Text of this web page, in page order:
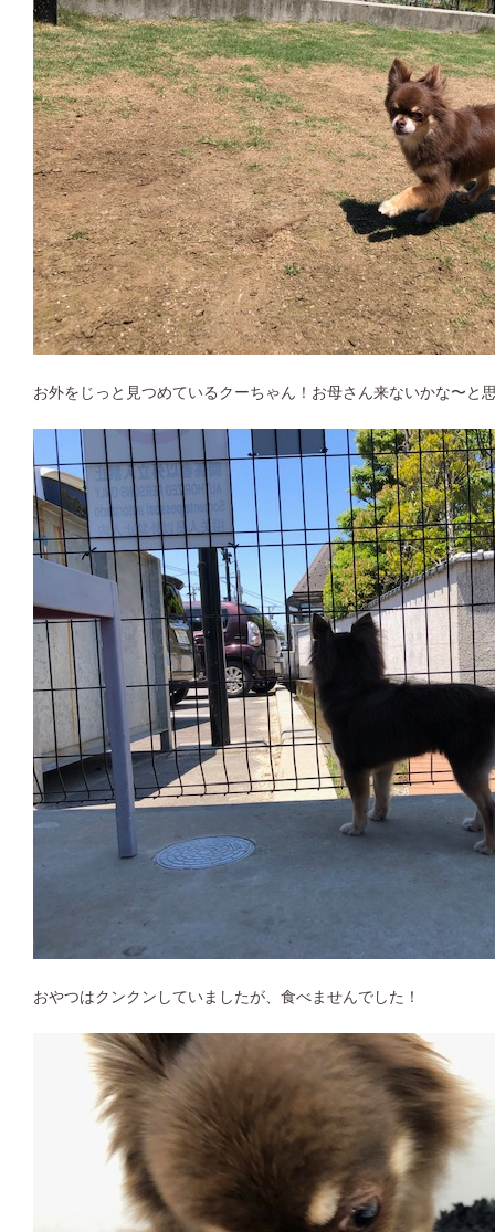
お外をじっと見つめているクーちゃん！お母さん来ないかな〜と
おやつはクンクンしていましたが、食べませんでした！